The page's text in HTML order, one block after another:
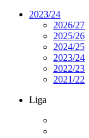
2023/24
2026/27
2025/26
2024/25
2023/24
2022/23
2021/22
Liga